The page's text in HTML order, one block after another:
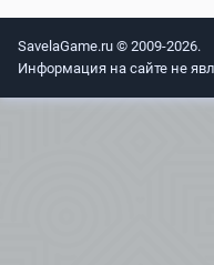
SavelaGame.ru © 2009-2026.
Информация на сайте не